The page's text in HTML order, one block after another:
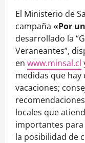
El Ministerio de
campaña «Por
desarrollado la
Veraneantes”,
en www.minsal.cl
medidas que
vacaciones;
locales que
importantes
la posibilidad de